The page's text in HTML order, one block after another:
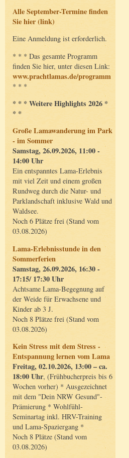
Alle September-Termine finden
Sie hier (link)
Eine Anmeldung ist erforderlich.
* * * Das gesamte Programm
finden Sie hier, unter diesen Link:
www.prachtlamas.de/programm
* * *
* * * Weitere Highlights 2026 *
* *
Große Lamawanderung im Park
- im Sommer
Samstag, 26.09.2026, 11:00 -
14:00 Uhr
Ein entspanntes Lama-Erlebnis
mit viel Zeit und einem großen
Rundweg durch die Natur- und
Parklandschaft inklusive Wald und
Waldsee.
Noch 6 Plätze frei (Stand vom
03.08.2026)
Lama-Erlebnisstunde in den
Sommerferien
Samstag, 26.09.2026, 16:30 -
17:15/ 17:30 Uhr
Achtsame Lama-Begegnung auf
der Weide für Erwachsene und
Kinder ab 3 J.
Noch 8 Plätze frei (Stand vom
03.08.2026)
Kein Stress mit dem Stress -
Entspannung lernen vom Lama
Freitag, 02.10.2026, 13:00 – ca.
18:00 Uhr, (Frühbucherpreis bis 6
Wochen vorher) * Ausgezeichnet
mit dem "Dein NRW Gesund"-
Prämierung * Wohlfühl-
Seminartag inkl. HRV-Training
und Lama-Spaziergang *
Noch 8 Plätze (Stand vom
03.08.2026)